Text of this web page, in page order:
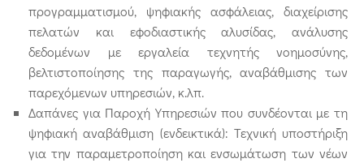
προγραμματισμού, ψηφιακής ασφάλειας, διαχείρισης
πελατών και εφοδιαστικής αλυσίδας, ανάλυσης
δεδομένων με εργαλεία τεχνητής νοημοσύνης,
βελτιστοποίησης της παραγωγής, αναβάθμισης των
παρεχόμενων υπηρεσιών, κ.λπ.
Δαπάνες για Παροχή Υπηρεσιών που συνδέονται με τη
ψηφιακή αναβάθμιση (ενδεικτικά): Τεχνική υποστήριξη
για την παραμετροποίηση και ενσωμάτωση των νέων